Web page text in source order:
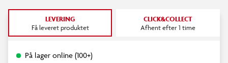
LEVERING
Få leveret produktet
CLICK&COLLECT
Afhent efter 1 time
På lager online (100+)